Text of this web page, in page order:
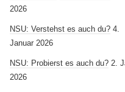
2026
NSU: Verstehst es auch du? 4.
Januar 2026
NSU: Probierst es auch du? 2.
2026